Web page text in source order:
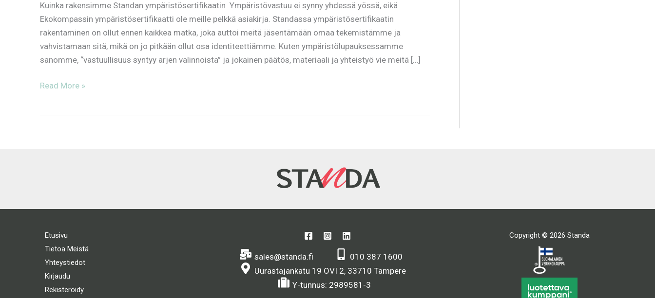
Kuinka rakensimme Standan ympäristösertifikaatin Ympäristövastuu ei synny yhdessä yössä, eikä
Ekokompassin ympäristösertifikaatti ole meille pelkkä asiakirja. Standassa ympäristösertifikaatin
rakentaminen on ollut ennen kaikkea matka, joka auttoi meitä jäsentämään omaa tekemistämme ja
vahvistamaan sitä, mikä on jo pitkään ollut osa identiteettiämme. Kuten ympäristölupauksessamme
sanomme, “vastuullisuus syntyy arjen valinnoista” ja jokainen päätös, materiaali ja yhteistyö vie meitä […]
Read More »
Etusivu
Tietoa Meistä
Yhteystiedot
Kirjaudu
Rekisteröidy
sales@standa.fi
010 387 1600
Uurastajankatu 19 OVI 2, 33710 Tampere
Y-tunnus: 2989581-3
Copyright © 2026 Standa